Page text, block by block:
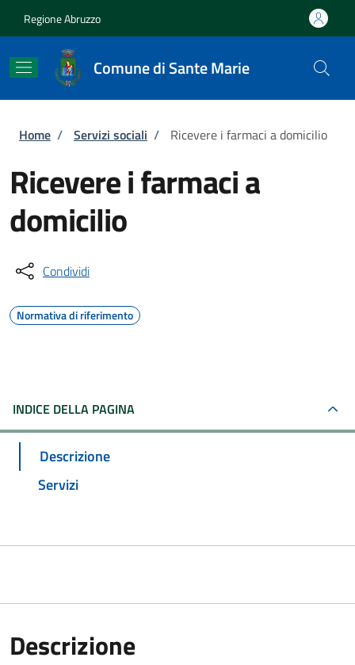
Regione Abruzzo
Comune di Sante Marie
Briciole di pane
Home / Servizi sociali / Ricevere i farmaci a domicilio
Ricevere i farmaci a
domicilio
Condividi
Normativa di riferimento
INDICE DELLA PAGINA
Descrizione
Servizi
Descrizione